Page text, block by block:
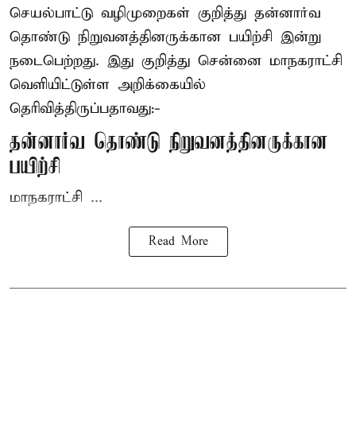
செயல்பாட்டு வழிமுறைகள் குறித்து தன்னார்வ
தொண்டு நிறுவனத்தினருக்கான பயிற்சி இன்று
நடைபெற்றது. இது குறித்து சென்னை மாநகராட்சி
வெளியிட்டுள்ள அறிக்கையில்
தெரிவித்திருப்பதாவது:-
தன்னார்வ தொண்டு நிறுவனத்தினருக்கான
பயிற்சி
மாநகராட்சி ...
Read More